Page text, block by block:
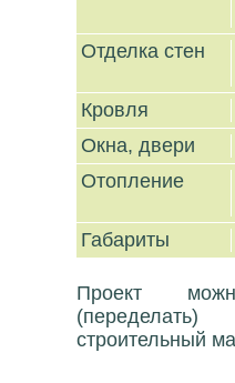
Отделка стен
Кровля
Окна, двери
Отопление
Габариты
Проект
строительный